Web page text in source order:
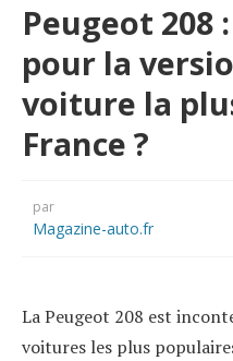
Peugeot 208
pour la
voiture la
France ?
par
Magazine-auto.fr
La Peugeot 208 est
voitures les plus